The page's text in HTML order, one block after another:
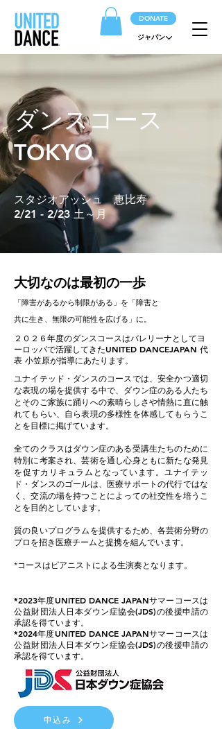
DONATE
ジャパン
ダンスコース
TOKYO
スタジオアッシュ 恵比寿
2/21 - 2/23 土～月
大切なのは最初の一歩
「障害があるから制限がある」を「障害と
共に生き、無限の可能性を広げる」に。
２０２６年度のダンスコースはバレリーナとしてヨ
ーロッパで活躍してきたUNITED DANCEJAPAN 代
表 小笠原が指導にあたります。
ユナイテッド・ダンスのコースでは、安全かつ適切
な表現の場を提供する中で、ダウン症のある人たち
とそのご家族に踊りへの素晴らしさや情熱に直に触
れてもらい、自ら表現の多様性を体感してもらうこ
とを目標に掲げています。
全てのクラスはダウン症のある受講生たちのために
特別に考案され、芸術を通し心身ともに新たな発見
を促すカリキュラムとなっています。ユナイテッ
ド・ダンスのゴールは、医療サポートの代行ではな
く、交流の場を持つことによっての社交性を培うこ
とを目的としています。
質の良いプログラムを提供するため、各芸術分野の
プロを招き医療チームと提携を組んでいます。
*コースはピアニストによる生演奏となります。
*2023年度UNITED DANCE JAPANサマーコースは
公益財団法人日本ダウン症協会(JDS)の後援申請の
承認を得ています。
*2024年度UNITED DANCE JAPANサマーコースは
公益財団法人日本ダウン症協会(JDS)の後援申請の
承認を得ています。
申込み